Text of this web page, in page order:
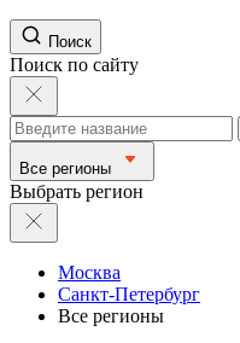
Поиск
Поиск по сайту
Все регионы
Выбрать регион
Москва
Санкт-Петербург
Все регионы